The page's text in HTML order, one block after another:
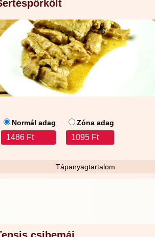
Normál adag
1486 Ft
Zóna adag
1095 Ft
Tápanyagtartalom